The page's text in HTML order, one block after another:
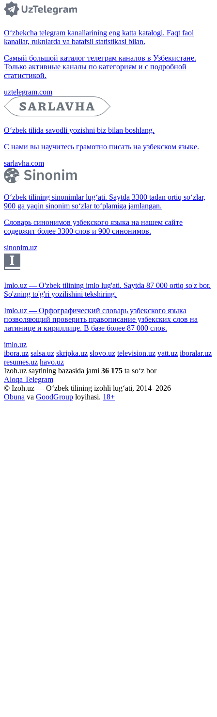
O‘zbekcha telegram kanallarining eng katta katalogi. Faqt faol
kanallar, ruknlarda va batafsil statistikasi bilan.
Самый большой каталог телеграм каналов в Узбекистане.
Только активные каналы по категориям и с подробной
статистикой.
uztelegram.com
O‘zbek tilida savodli yozishni biz bilan boshlang.
С нами вы научитесь грамотно писать на узбекском языке.
sarlavha.com
O‘zbek tilining sinonimlar lug‘ati. Saytda 3300 tadan ortiq so‘zlar,
900 ga yaqin sinonim so‘zlar to‘plamiga jamlangan.
Словарь синонимов узбекского языка на нашем сайте
содержит более 3300 слов и 900 синонимов.
sinonim.uz
Imlo.uz — O'zbek tilining imlo lug'ati. Saytda 87 000 ortiq so'z bor.
So'zning to'g'ri yozilishini tekshiring.
Imlo.uz — Орфографический словарь узбекского языка
позволяющий проверить правописание узбекских слов на
латинице и кириллице. В базе более 87 000 слов.
imlo.uz
ibora.uz salsa.uz skripka.uz slovo.uz television.uz vatt.uz iboralar.uz
resumes.uz havo.uz
Izoh.uz saytining bazasida jami 36 175 ta so‘z bor
Aloqa Telegram
© Izoh.uz — O‘zbek tilining izohli lug‘ati, 2014–2026
Obuna va GoodGroup loyihasi. 18+